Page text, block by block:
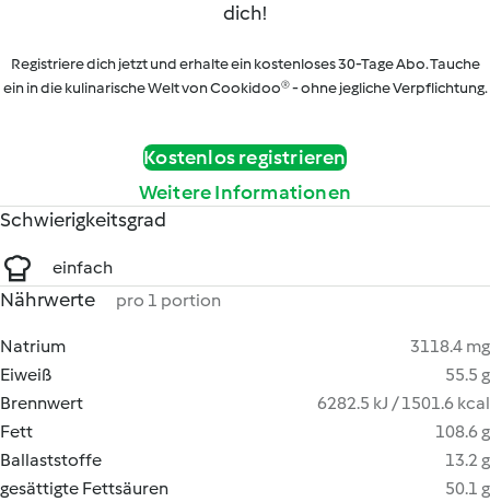
dich!
Registriere dich jetzt und erhalte ein kostenloses 30-Tage Abo. Tauche
ein in die kulinarische Welt von Cookidoo® - ohne jegliche Verpflichtung.
Kostenlos registrieren
Weitere Informationen
Schwierigkeitsgrad
einfach
Nährwerte pro 1 portion
Natrium
3118.4 mg
Eiweiß
55.5 g
Brennwert
6282.5 kJ / 1501.6 kcal
Fett
108.6 g
Ballaststoffe
13.2 g
gesättigte Fettsäuren
50.1 g